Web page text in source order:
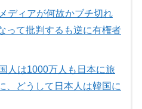
ディアが何故かブチ切れ
って批判するも逆に有権者
人は1000万人も日本に旅
、どうして日本人は韓国に